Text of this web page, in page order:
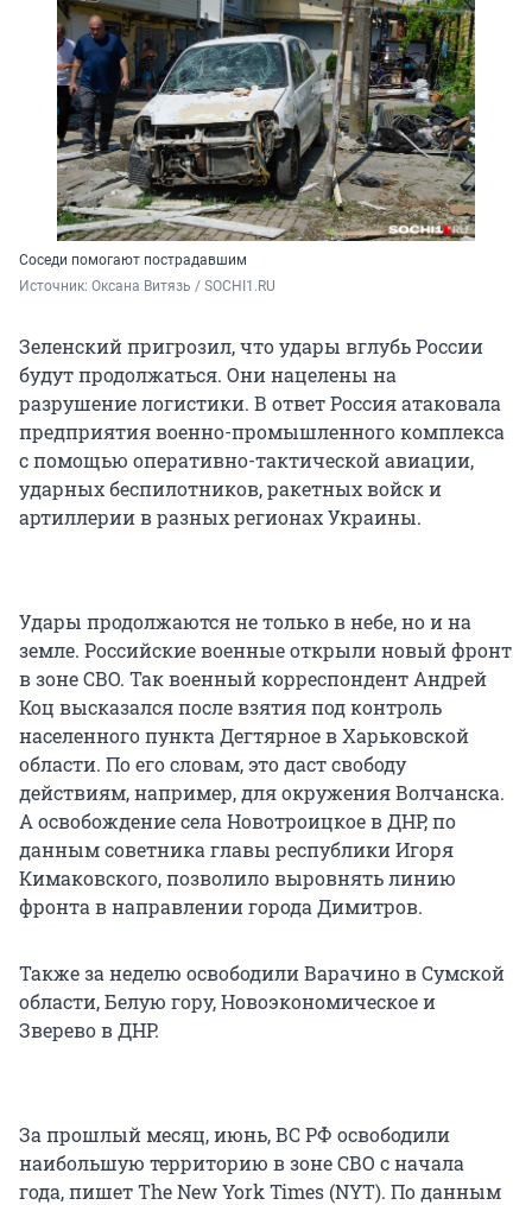
Соседи помогают пострадавшим
Источник: Оксана Витязь / SOCHI1.RU
Зеленский пригрозил, что удары вглубь России
будут продолжаться. Они нацелены на
разрушение логистики. В ответ Россия атаковала
предприятия военно-промышленного комплекса
с помощью оперативно-тактической авиации,
ударных беспилотников, ракетных войск и
артиллерии в разных регионах Украины.
Удары продолжаются не только в небе, но и на
земле. Российские военные открыли новый фронт
в зоне СВО. Так военный корреспондент Андрей
Коц высказался после взятия под контроль
населенного пункта Дегтярное в Харьковской
области. По его словам, это даст свободу
действиям, например, для окружения Волчанска.
А освобождение села Новотроицкое в ДНР, по
данным советника главы республики Игоря
Кимаковского, позволило выровнять линию
фронта в направлении города Димитров.
Также за неделю освободили Варачино в Сумской
области, Белую гору, Новоэкономическое и
Зверево в ДНР.
За прошлый месяц, июнь, ВС РФ освободили
наибольшую территорию в зоне СВО с начала
года, пишет The New York Times (NYT). По данным